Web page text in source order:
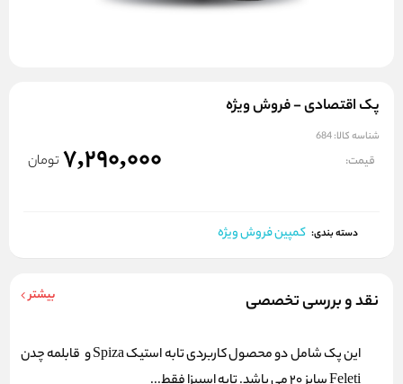
پک اقتصادی - فروش ویژه
شناسه کالا:684
قیمت: 7,290,000 تومان
دسته بندی: کمپین فروش ویژه
نقد و بررسی تخصصی بیشتر
این پک شامل دو محصول کاربردی تابه استیک Spiza و قابلمه چدن